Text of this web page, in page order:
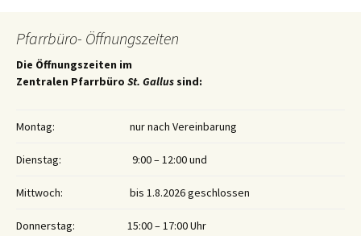
Pfarrbüro- Öffnungszeiten
Die Öffnungszeiten im
Zentralen Pfarrbüro St. Gallus sind:
Montag: nur nach Vereinbarung
Dienstag: 9:00 – 12:00 und
Mittwoch: bis 1.8.2026 geschlossen
Donnerstag: 15:00 – 17:00 Uhr